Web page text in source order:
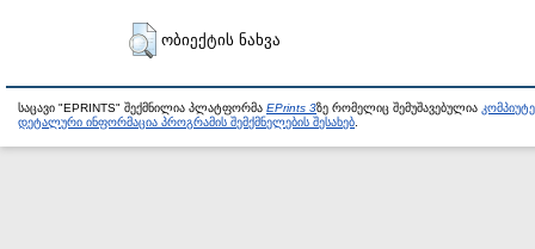
ობიექტის ნახვა
საცავი "EPRINTS" შექმნილია პლატფორმა EPrints 3ზე რომელიც შემუშავებულია
დეტალური ინფორმაცია პროგრამის შემქმნელების შესახებ.